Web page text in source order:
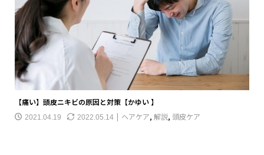
【痛い】頭皮ニキビの原因と対策【かゆい 】
2021.04.19 2022.05.14 ヘアケア, 解説, 頭皮ケア